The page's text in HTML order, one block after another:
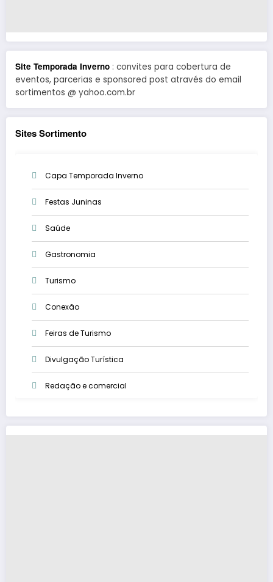
Site Temporada Inverno : convites para cobertura de
eventos, parcerias e sponsored post através do email
sortimentos @ yahoo.com.br
Sites Sortimento
Capa Temporada Inverno
Festas Juninas
Saúde
Gastronomia
Turismo
Conexão
Feiras de Turismo
Divulgação Turística
Redação e comercial